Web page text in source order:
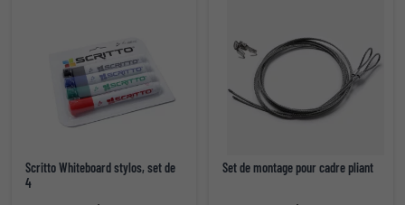
Scritto Whiteboard stylos, set de
4
Set de montage pour cadre pliant